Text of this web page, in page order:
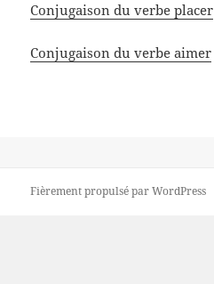
Conjugaison du verbe placer
Conjugaison du verbe aimer
Fièrement propulsé par WordPress